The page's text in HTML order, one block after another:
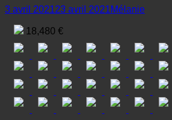
Posted
3 avril 202123 avril 2021Author
Mélanie
18,480 €